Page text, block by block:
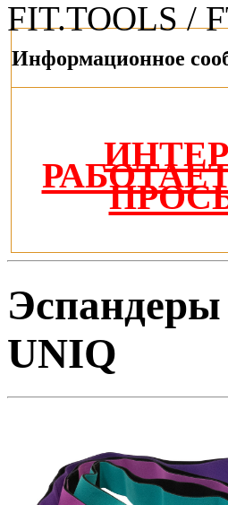
FIT.TOOLS /
Информационное
UNIQ